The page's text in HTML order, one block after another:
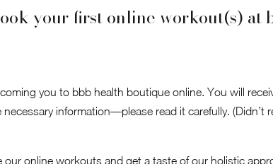
your first online workout(s) at
you to bbb health boutique online. You will
information—please read it carefully. (Didn’t
our online workouts and get a taste of our holistic